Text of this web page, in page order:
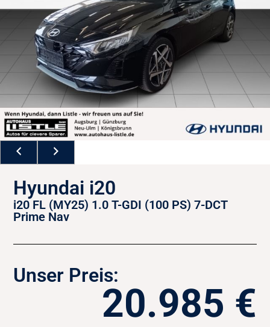
Hyundai i20
i20 FL (MY25) 1.0 T-GDI (100 PS) 7-DCT
Prime Nav
Unser Preis:
20.985 €